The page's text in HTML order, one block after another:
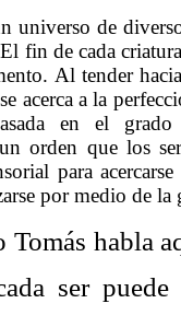
universo de
fin de cada
Al tender
acerca a la
en el
orden que los
para
por medio de
Tomás habla
ser